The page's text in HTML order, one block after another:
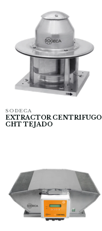
SODECA
EXTRACTOR CENTRIFUGO
CHT TEJADO